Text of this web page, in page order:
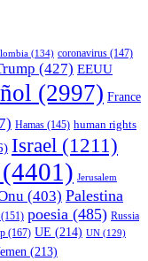
(134) coronavirus (147)
(427) EEUU
(2997) France
Hamas (145) human rights
Israel (1211)
(4401) Jerusalem
(403) Palestina
(151) poesia (485) Russia
(167) UE (214) UN (129)
(213)